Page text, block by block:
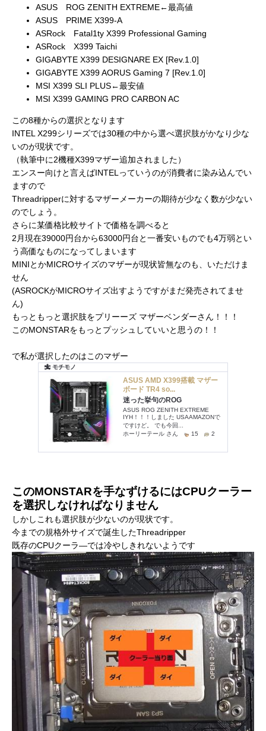
ASUS ROG ZENITH EXTREME←最高値
ASUS PRIME X399-A
ASRock Fatal1ty X399 Professional Gaming
ASRock X399 Taichi
GIGABYTE X399 DESIGNARE EX [Rev.1.0]
GIGABYTE X399 AORUS Gaming 7 [Rev.1.0]
MSI X399 SLI PLUS←最安値
MSI X399 GAMING PRO CARBON AC
この8種からの選択となります
INTEL X299シリーズでは30種の中から選べ選択肢がかなり少な
いのが現状です。
（執筆中に2機種X399マザー追加されました）
エンスー向けと言えばINTELっていうのが消費者に染み込んでい
ますので
Threadripperに対するマザーメーカーの期待が少なく数が少ない
のでしょう。
さらに某価格比較サイトで価格を調べると
2月現在39000円台から63000円台と一番安いものでも4万弱とい
う高価なものになってしまいます
MINIとかMICROサイズのマザーが現状皆無なのも、いただけま
せん
(ASROCKがMICROサイズ出すようですがまだ発売されてませ
ん)
もっともっと選択肢をプリーーズ マザーベンダーさん！！！
このMONSTARをもっとプッシュしていいと思うの！！
で私が選択したのはこのマザー
このMONSTARを手なずけるにはCPUクーラー
を選択しなければなりません
しかしこれも選択肢が少ないのが現状です。
今までの規格外サイズで誕生したThreadripper
既存のCPUクーラ―では冷やしきれないようです